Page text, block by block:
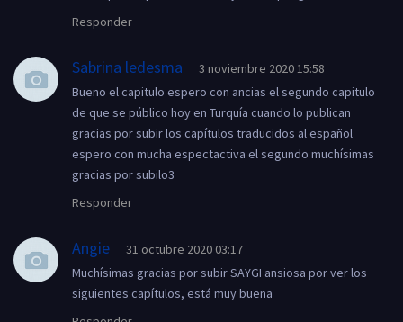
Responder
Sabrina ledesma
3 noviembre 2020 15:58
Bueno el capitulo espero con ancias el segundo capitulo
de que se público hoy en Turquía cuando lo publican
gracias por subir los capítulos traducidos al español
espero con mucha espectactiva el segundo muchísimas
gracias por subilo3
Responder
Angie
31 octubre 2020 03:17
Muchísimas gracias por subir SAYGI ansiosa por ver los
siguientes capítulos, está muy buena